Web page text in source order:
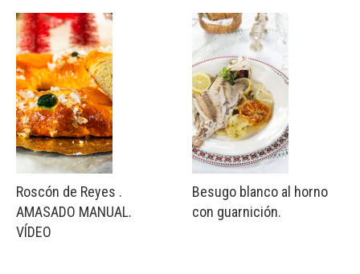
Roscón de Reyes .
AMASADO MANUAL.
VÍDEO
Besugo blanco al horno
con guarnición.